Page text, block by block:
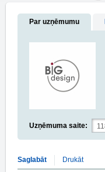
Par uzņēmumu
Uzņēmuma saite:
Saglabāt Drukāt